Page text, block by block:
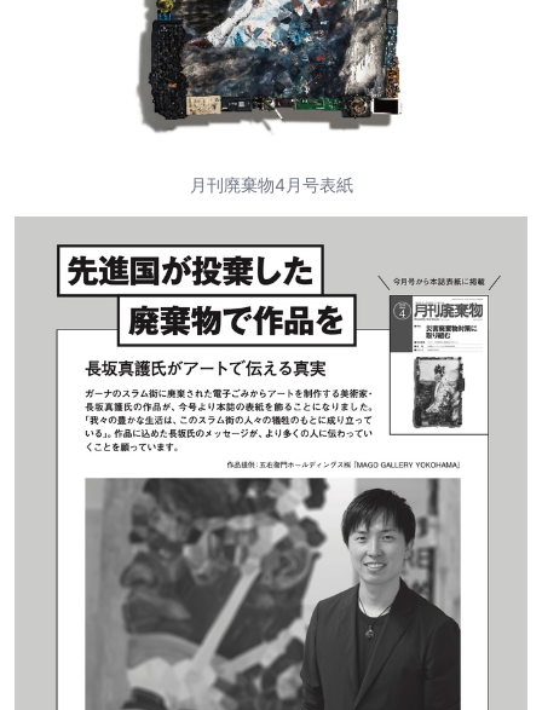
月刊廃棄物4月号表紙